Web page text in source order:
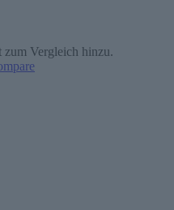
zum Vergleich hinzu.